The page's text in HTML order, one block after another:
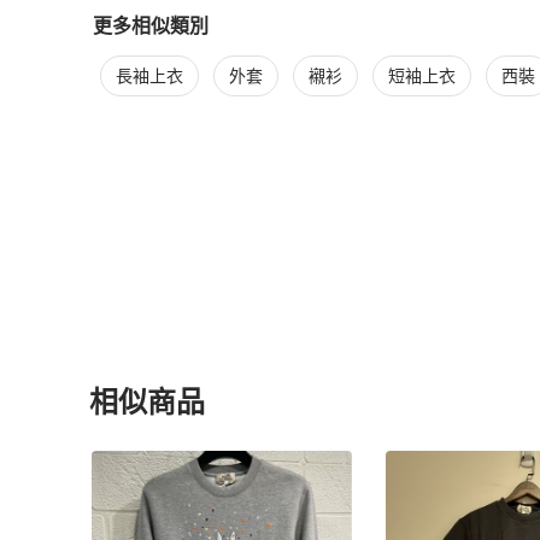
更多相似類別
更多Hermès男裝相似商品推薦
長袖上衣 外套 襯衫 短袖上衣 西裝
相似商品
更多相似Hermès男裝推薦精品